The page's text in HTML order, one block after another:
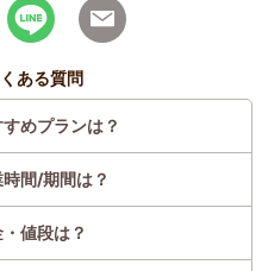
ある質問
めプランは？
間/期間は？
値段は？